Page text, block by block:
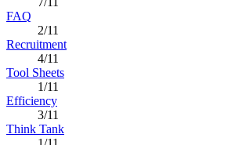
FAQ
2/11
Recruitment
4/11
Tool Sheets
1/11
Efficiency
3/11
Think Tank